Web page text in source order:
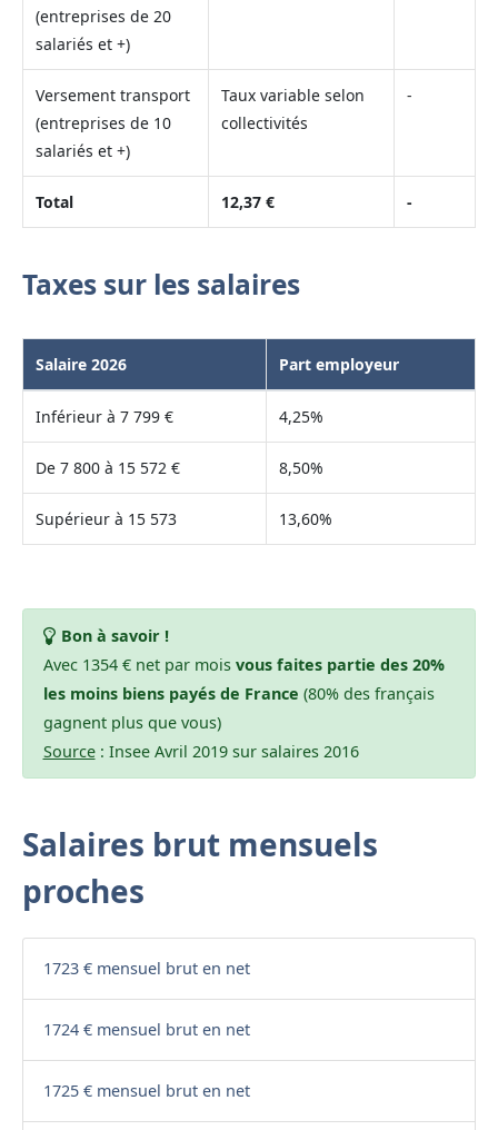
(entreprises de 20
salariés et +)
Versement transport
(entreprises de 10
salariés et +)
Taux variable selon
collectivités
-
Total 12,37 € -
Taxes sur les salaires
Salaire 2026 Part employeur
Inférieur à 7 799 € 4,25%
De 7 800 à 15 572 € 8,50%
Supérieur à 15 573 13,60%
Bon à savoir !
Avec 1354 € net par mois vous faites partie des 20%
les moins biens payés de France (80% des français
gagnent plus que vous)
Source: Insee Avril 2019 sur salaires 2016
Salaires brut mensuels
proches
1723 € mensuel brut en net
1724 € mensuel brut en net
1725 € mensuel brut en net